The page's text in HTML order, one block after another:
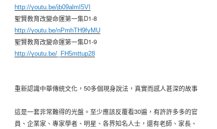
http://youtu.be/jb09almI5VI
聖賢教育改變命運第一集D1-8
http://youtu.be/nPmhTH9fyMU
聖賢教育改變命運第一集D1-9
http://youtu.be/_FH5mttup28
重新認識中華傳統文化，50多個現身說法，真實而感人甚深的故事
這是一套非常難得的光盤。至少應該反覆看30遍，有許許多多的官
員、企業家、專家學者 ­、明星、各界知名人士，還有老師、家長、